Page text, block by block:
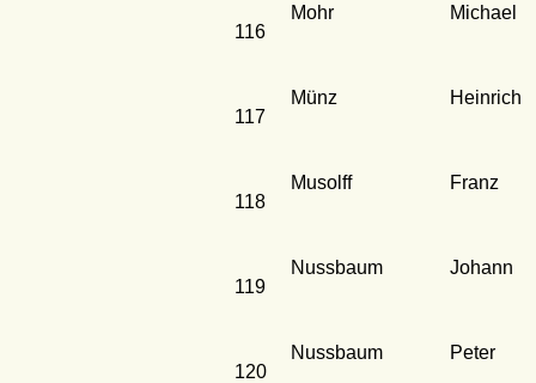
116
Mohr Michael
117
Münz Heinrich
118
Musolff Franz
119
Nussbaum Johann
120
Nussbaum Peter